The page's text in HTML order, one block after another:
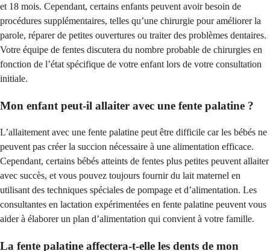
et 18 mois. Cependant, certains enfants peuvent avoir besoin de
procédures supplémentaires, telles qu’une chirurgie pour améliorer la
parole, réparer de petites ouvertures ou traiter des problèmes dentaires.
Votre équipe de fentes discutera du nombre probable de chirurgies en
fonction de l’état spécifique de votre enfant lors de votre consultation
initiale.
Mon enfant peut-il allaiter avec une fente palatine ?
L’allaitement avec une fente palatine peut être difficile car les bébés ne
peuvent pas créer la succion nécessaire à une alimentation efficace.
Cependant, certains bébés atteints de fentes plus petites peuvent allaiter
avec succès, et vous pouvez toujours fournir du lait maternel en
utilisant des techniques spéciales de pompage et d’alimentation. Les
consultantes en lactation expérimentées en fente palatine peuvent vous
aider à élaborer un plan d’alimentation qui convient à votre famille.
La fente palatine affectera-t-elle les dents de mon